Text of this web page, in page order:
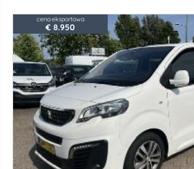
cena eksportowa
€ 8.950